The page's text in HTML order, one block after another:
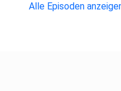
Alle Episoden